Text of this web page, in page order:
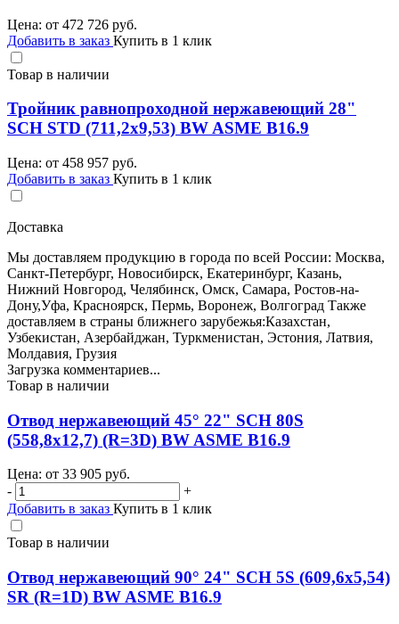
Цена: от 472 726 руб.
Добавить в заказ Купить в 1 клик
Товар в наличии
Тройник равнопроходной нержавеющий 28"
SCH STD (711,2х9,53) BW ASME B16.9
Цена: от 458 957 руб.
Добавить в заказ Купить в 1 клик
Доставка
Мы доставляем продукцию в города по всей России: Москва,
Санкт-Петербург, Новосибирск, Екатеринбург, Казань,
Нижний Новгород, Челябинск, Омск, Самара, Ростов-на-
Дону,Уфа, Красноярск, Пермь, Воронеж, Волгоград Также
доставляем в страны ближнего зарубежья:Казахстан,
Узбекистан, Азербайджан, Туркменистан, Эстония, Латвия,
Молдавия, Грузия
Загрузка комментариев...
Товар в наличии
Отвод нержавеющий 45° 22" SCH 80S
(558,8х12,7) (R=3D) BW ASME B16.9
Цена: от 33 905 руб.
-
+
Добавить в заказ Купить в 1 клик
Товар в наличии
Отвод нержавеющий 90° 24" SCH 5S (609,6х5,54)
SR (R=1D) BW ASME B16.9